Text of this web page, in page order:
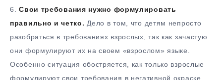
6.Свои требования нужно формулировать
правильно и четко. Дело в том, что детям непросто
разобраться в требованиях взрослых, так как зачастую
они формулируют их на своем «взрослом» языке.
Особенно ситуация обостряется, как только взрослые
формулируют свои требования в негативной окраске,